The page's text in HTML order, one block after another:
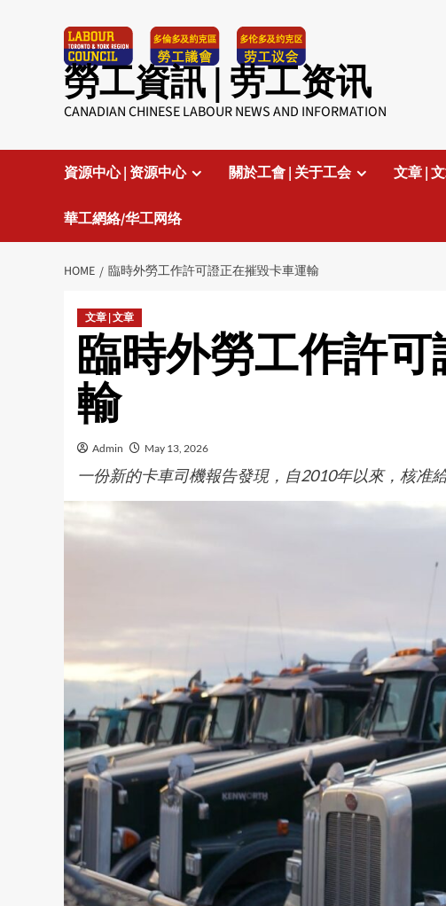
勞工資訊 | 劳工资讯
CANADIAN CHINESE LABOUR NEWS AND INFORMATION
資源中心 | 资源中心 關於工會 | 关于工会 文章 |
華工網絡/华工网络
HOME 臨時外勞工作許可證正在摧毀卡車運輸
文章 | 文章
臨時外勞工作許
輸
Admin May 13, 2026
一份新的卡車司機報告發現，自2010年以來，核准